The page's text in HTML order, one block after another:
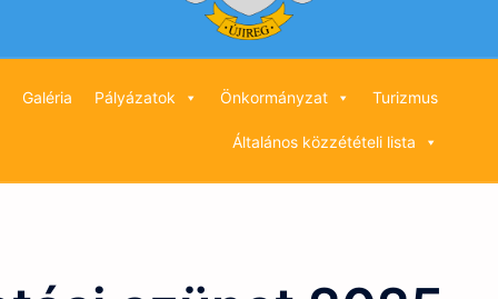
Galéria Pályázatok Önkormányzat Turizmus
Általános közzétételi lista